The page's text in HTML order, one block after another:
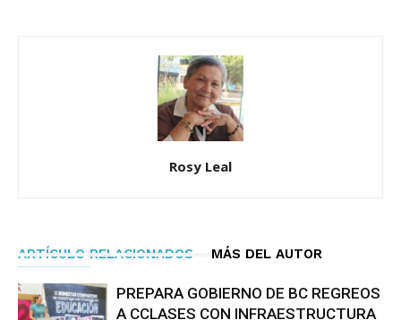
Rosy Leal
ARTÍCULO RELACIONADOS MÁS DEL AUTOR
PREPARA GOBIERNO DE BC REGREOS
A CCLASES CON INFRAESTRUCTURA